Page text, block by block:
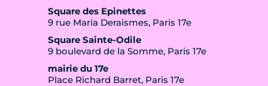
Square des Epinettes
9 rue Maria Deraismes, Paris 17e
Square Sainte-Odile
9 boulevard de la Somme, Paris 17e
mairie du 17e
Place Richard Barret, Paris 17e